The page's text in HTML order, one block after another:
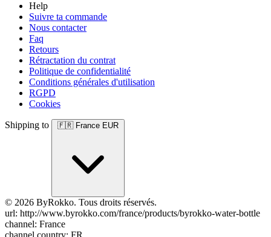
Help
Suivre ta commande
Nous contacter
Faq
Retours
Rétractation du contrat
Politique de confidentialité
Conditions générales d'utilisation
RGPD
Cookies
Shipping to 🇫🇷 France EUR
© 2026 ByRokko. Tous droits réservés.
url: http://www.byrokko.com/france/products/byrokko-water-bottle
channel: France